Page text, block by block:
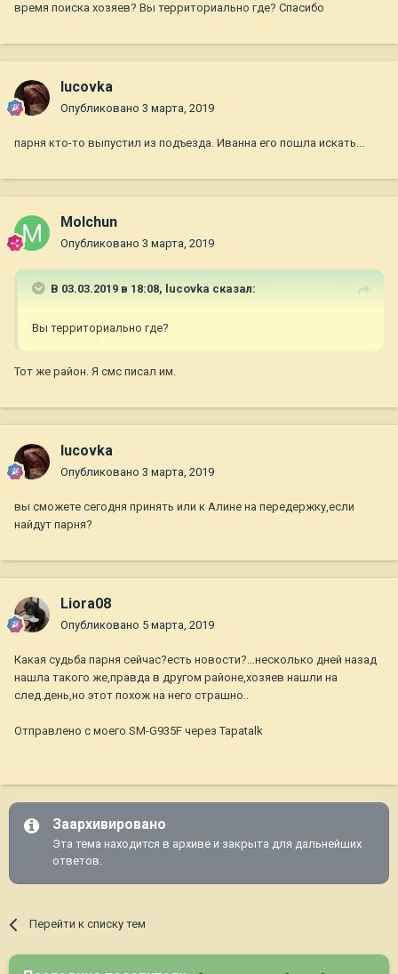
время поиска хозяев? Вы территориально где? Спасибо
lucovka
Опубликовано 3 марта, 2019
парня кто-то выпустил из подъезда. Иванна его пошла искать...
Molchun
Опубликовано 3 марта, 2019
В 03.03.2019 в 18:08, lucovka сказал:
Вы территориально где?
Тот же район. Я смс писал им.
lucovka
Опубликовано 3 марта, 2019
вы сможете сегодня принять или к Алине на передержку,если
найдут парня?
Liora08
Опубликовано 5 марта, 2019
Какая судьба парня сейчас?есть новости?...несколько дней назад
нашла такого же,правда в другом районе,хозяев нашли на
след.день,но этот похож на него страшно..
Отправлено с моего SM-G935F через Tapatalk
Заархивировано
Эта тема находится в архиве и закрыта для дальнейших
ответов.
Перейти к списку тем